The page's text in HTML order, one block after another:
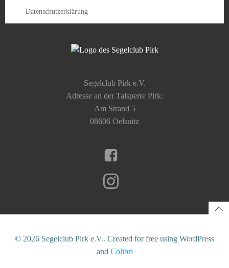
Segelclub Pirk e.V.
Adresse an der Talsperre Pirk:
Am Strand 5
08606 Oelsnitz
Datenschutzerklärung
© 2026 Segelclub Pirk e.V.. Created for free using WordPress
and Colibri